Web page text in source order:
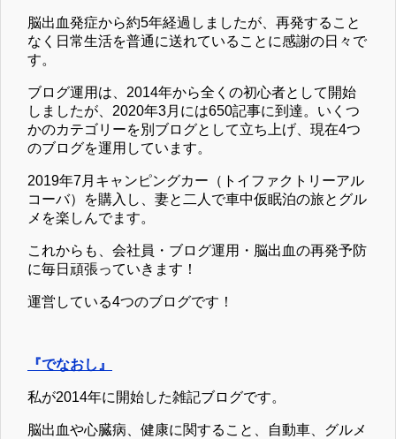
脳出血発症から約5年経過しましたが、再発すること
なく日常生活を普通に送れていることに感謝の日々で
す。
ブログ運用は、2014年から全くの初心者として開始
しましたが、2020年3月には650記事に到達。いくつ
かのカテゴリーを別ブログとして立ち上げ、現在4つ
のブログを運用しています。
2019年7月キャンピングカー（トイファクトリーアル
コーバ）を購入し、妻と二人で車中仮眠泊の旅とグル
メを楽しんでます。
これからも、会社員・ブログ運用・脳出血の再発予防
に毎日頑張っていきます！
運営している4つのブログです！
『でなおし』
私が2014年に開始した雑記ブログです。
脳出血や心臓病、健康に関すること、自動車、グルメ